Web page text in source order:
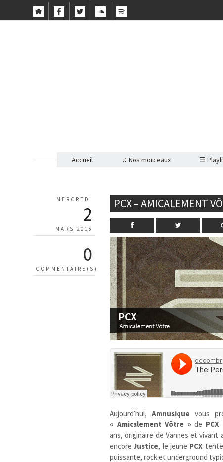
Accueil ♫ Nos morceaux ☰
MERCREDI
2
MARS 2016
0
COMMENTAIRE(S)
PCX – AMICALEMENT
Aujourd’hui,Amnusique vous
« Amicalement Vôtre » de PCX.
ans, originaire de Vannes et
encoreJustice, le jeune PCX
puissante, rock et underground